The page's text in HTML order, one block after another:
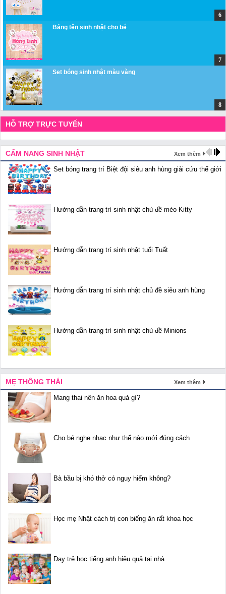
Bảng tên sinh nhật cho bé
Set bóng sinh nhật màu vàng
HỖ TRỢ TRỰC TUYẾN
CẨM NANG SINH NHẬT Xem thêm
Set bóng trang trí Biệt đội siêu anh hùng giải cứu thế giới
Hướng dẫn trang trí sinh nhật chủ đề mèo Kitty
Hướng dẫn trang trí sinh nhật tuổi Tuất
Hướng dẫn trang trí sinh nhật chủ đề siêu anh hùng
Hướng dẫn trang trí sinh nhật chủ đề Minions
MẸ THÔNG THÁI Xem thêm
Mang thai nên ăn hoa quả gì?
Cho bé nghe nhạc như thế nào mới đúng cách
Bà bầu bị khó thở có nguy hiểm không?
Học mẹ Nhật cách trị con biếng ăn rất khoa học
Dạy trẻ học tiếng anh hiệu quả tại nhà